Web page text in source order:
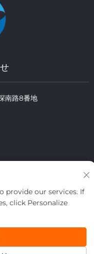
南路8番地
すべての権利は留保されま
provide our services. If
click Personalize